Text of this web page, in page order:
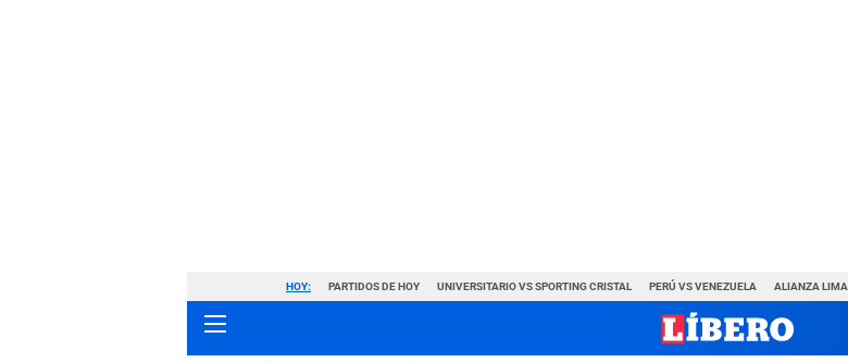
HOY: PARTIDOS DE HOY UNIVERSITARIO VS SPORTING CRISTAL PERÚ VS VENEZUELA ALIANZA LIMA